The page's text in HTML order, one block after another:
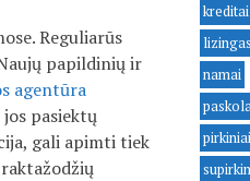
Reguliarūs
papildinių ir
agentūra
pasiektų
gali apimti tiek
kreditai
lizingas
namai
pirkiniai